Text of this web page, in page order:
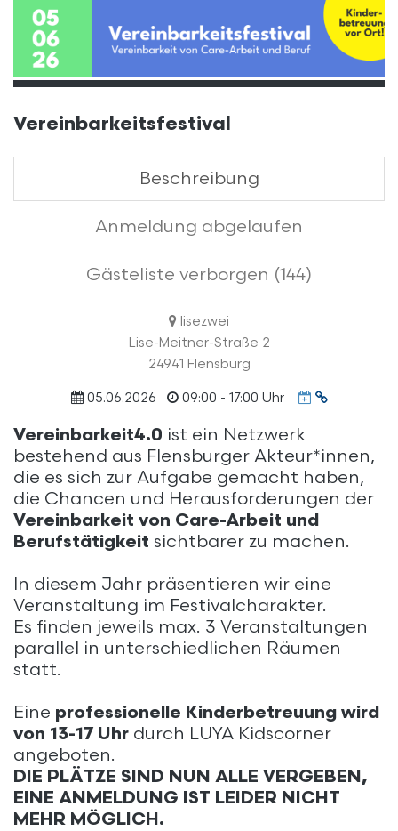
Vereinbarkeitsfestival
Beschreibung
Anmeldung abgelaufen
Gästeliste verborgen (144)
lisezwei
Lise-Meitner-Straße 2
24941 Flensburg
05.06.2026 09:00 - 17:00 Uhr
Termin
Vereinbarkeit4.0 ist ein Netzwerk
bestehend aus Flensburger Akteur*innen,
die es sich zur Aufgabe gemacht haben,
die Chancen und Herausforderungen der
Vereinbarkeit von Care-Arbeit und
Berufstätigkeit sichtbarer zu machen.
In diesem Jahr präsentieren wir eine
Veranstaltung im Festivalcharakter.
Es finden jeweils max. 3 Veranstaltungen
parallel in unterschiedlichen Räumen
statt.
Eine professionelle Kinderbetreuung wird
von 13-17 Uhr durch LUYA Kidscorner
angeboten.
DIE PLÄTZE SIND NUN ALLE VERGEBEN,
EINE ANMELDUNG IST LEIDER NICHT
MEHR MÖGLICH.